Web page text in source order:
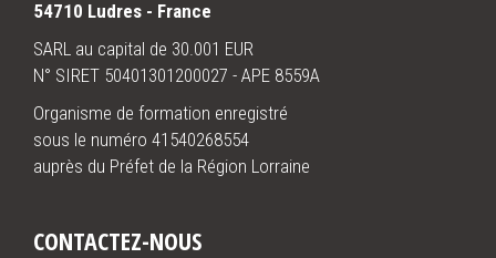
54710 Ludres - France
SARL au capital de 30.001 EUR
N° SIRET 50401301200027 - APE 8559A
Organisme de formation enregistré
sous le numéro 41540268554
auprès du Préfet de la Région Lorraine
CONTACTEZ-NOUS